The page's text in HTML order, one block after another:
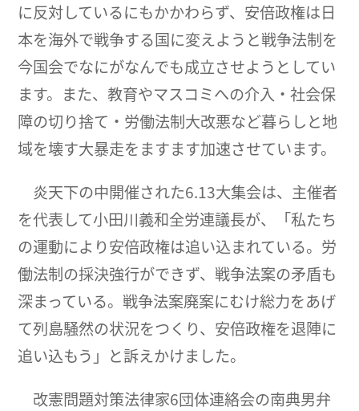
に反対しているにもかかわらず、安倍政権は日
本を海外で戦争する国に変えようと戦争法制を
今国会でなにがなんでも成立させようとしてい
ます。また、教育やマスコミへの介入・社会保
障の切り捨て・労働法制大改悪など暮らしと地
域を壊す大暴走をますます加速させています。
炎天下の中開催された6.13大集会は、主催者
を代表して小田川義和全労連議長が、「私たち
の運動により安倍政権は追い込まれている。労
働法制の採決強行ができず、戦争法案の矛盾も
深まっている。戦争法案廃案にむけ総力をあげ
て列島騒然の状況をつくり、安倍政権を退陣に
追い込もう」と訴えかけました。
改憲問題対策法律家6団体連絡会の南典男弁